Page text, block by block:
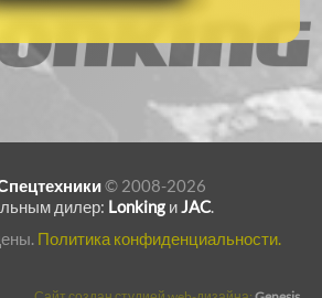
© 2008-2026
дилер: LonkingиJAC.
Политика конфиденциальности.